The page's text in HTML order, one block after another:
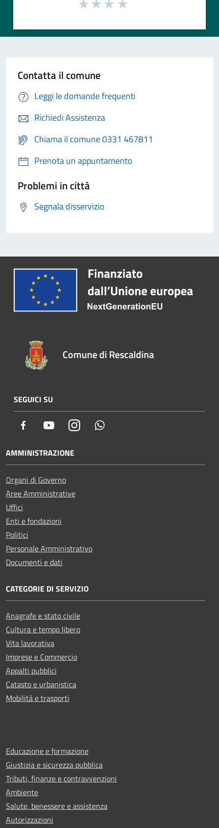
Contatta il comune
Leggi le domande frequenti
Richiedi Assistenza
Chiama il comune 0331 467811
Prenota un appuntamento
Problemi in città
Segnala disservizio
Comune di Rescaldina
SEGUICI SU
Facebook YoutubeInstagram
AMMINISTRAZIONE
Organi di Governo
Aree Amministrative
Uffici
Enti e fondazioni
Politici
Personale Amministrativo
Documenti e dati
CATEGORIE DI SERVIZIO
Anagrafe e stato civile
Cultura e tempo libero
Vita lavorativa
Imprese e Commercio
Appalti pubblici
Catasto e urbanistica
Mobilità e trasporti
Educazione e formazione
Giustizia e sicurezza pubblica
Tributi, finanze e contravvenzioni
Ambiente
Salute, benessere e assistenza
Autorizzazioni